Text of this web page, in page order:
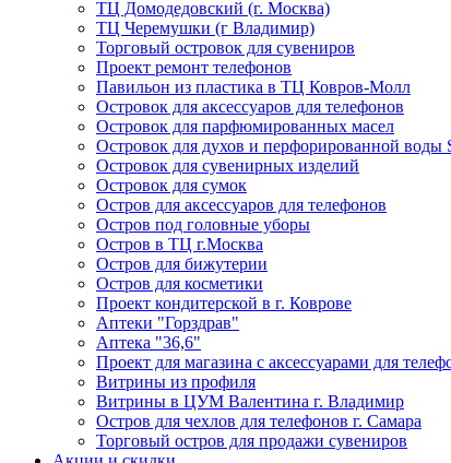
ТЦ Домодедовский (г. Москва)
ТЦ Черемушки (г Владимир)
Торговый островок для сувениров
Проект ремонт телефонов
Павильон из пластика в ТЦ Ковров-Молл
Островок для аксессуаров для телефонов
Островок для парфюмированных масел
Островок для духов и перфорированной воды
Островок для сувенирных изделий
Островок для сумок
Остров для аксессуаров для телефонов
Остров под головные уборы
Остров в ТЦ г.Москва
Остров для бижутерии
Остров для косметики
Проект кондитерской в г. Коврове
Аптеки "Горздрав"
Аптека "36,6"
Проект для магазина с аксессуарами для
Витрины из профиля
Витрины в ЦУМ Валентина г. Владимир
Остров для чехлов для телефонов г. Самара
Торговый остров для продажи сувениров